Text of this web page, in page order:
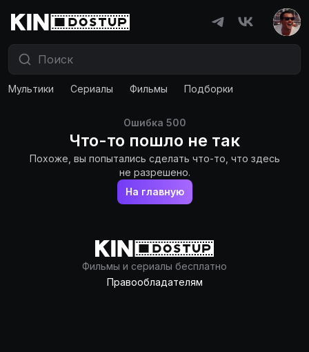
Мультики Сериалы Фильмы Подборки
Ошибка 500
Что-то пошло не так
Похоже, вы попытались сделать что-то, что здесь
не разрешено.
На главную
Фильмы и сериалы бесплатно
Правообладателям